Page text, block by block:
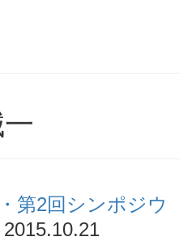
第2回シンポジウ
2015.10.21